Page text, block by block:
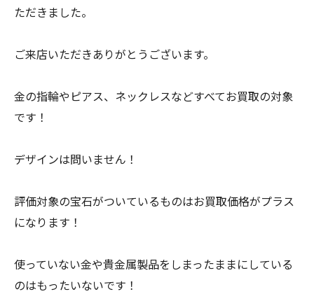
ただきました。
ご来店いただきありがとうございます。
金の指輪やピアス、ネックレスなどすべてお買取の対象
です！
デザインは問いません！
評価対象の宝石がついているものはお買取価格がプラス
になります！
使っていない金や貴金属製品をしまったままにしている
のはもったいないです！